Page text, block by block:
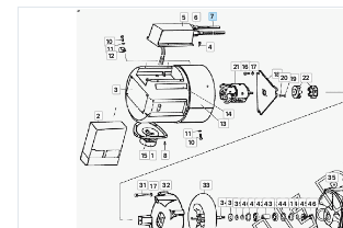
1
2
3
4
5 6 7
8
10
10
11
11
12
13
14
15
16
17
17
18
19
20
21
22
31 32
33
34
35
3839 40
4041 41
42 42
43 44 4546